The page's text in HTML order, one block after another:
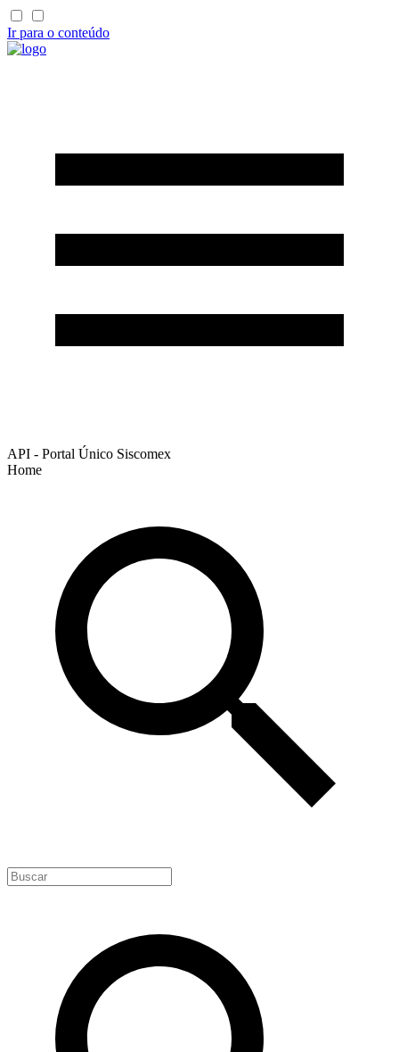
Ir para o conteúdo
API - Portal Único Siscomex
Home